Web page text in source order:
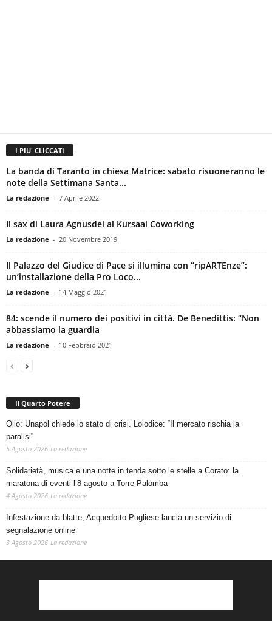
I PIU' CLICCATI
La banda di Taranto in chiesa Matrice: sabato risuoneranno le
note della Settimana Santa...
La redazione - 7 Aprile 2022
Il sax di Laura Agnusdei al Kursaal Coworking
La redazione - 20 Novembre 2019
Il Palazzo del Giudice di Pace si illumina con “ripARTEnze”:
un’installazione della Pro Loco...
La redazione - 14 Maggio 2021
84: scende il numero dei positivi in città. De Benedittis: “Non
abbassiamo la guardia
La redazione - 10 Febbraio 2021
Il Quarto Potere
Olio: Unapol chiede lo stato di crisi. Loiodice: “Il mercato rischia la
paralisi”
5 Agosto 2026 La redazione
Solidarietà, musica e una notte in tenda sotto le stelle a Corato: la
maratona di eventi l’8 agosto a Torre Palomba
4 Agosto 2026 La redazione
Infestazione da blatte, Acquedotto Pugliese lancia un servizio di
segnalazione online
3 Agosto 2026 La redazione